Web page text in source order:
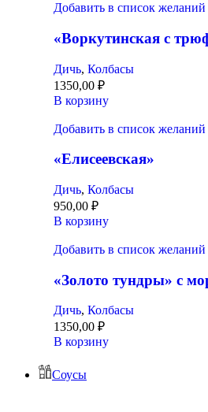
Добавить в список желаний
«Воркутинская с
Дичь, Колбасы
1350,00 ₽
В корзину
Добавить в список желаний
«Елисеевская»
Дичь, Колбасы
950,00 ₽
В корзину
Добавить в список желаний
«Золото тундры» с
Дичь, Колбасы
1350,00 ₽
В корзину
Соусы